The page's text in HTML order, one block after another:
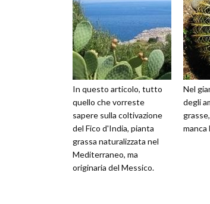
In questo articolo, tutto
quello che vorreste
sapere sulla coltivazione
del Fico d'India, pianta
grassa naturalizzata nel
Mediterraneo, ma
originaria del Messico.
Nel
degli
manca